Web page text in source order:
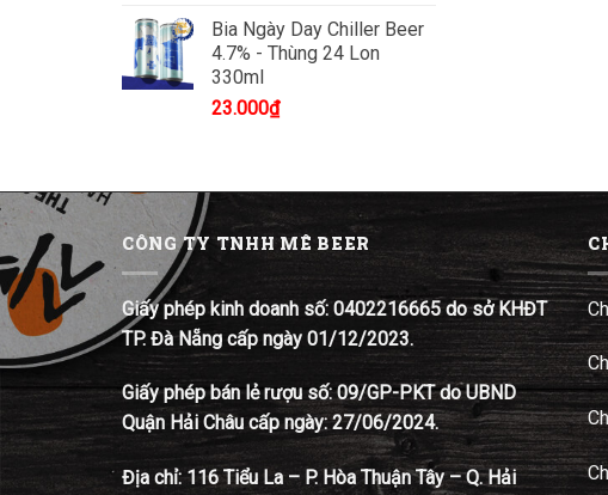
là:
40.000₫.
tại
là:
Bia Ngày Day Chiller Beer
4.7% - Thùng 24 Lon
330ml
23.000₫
CÔNG TY TNHH MÊ BEER
Giấy phép kinh doanh số: 0402216665 do sở KHĐT
TP. Đà Nẵng cấp ngày 01/12/2023.
Giấy phép bán lẻ rượu số: 09/GP-PKT do UBND
Quận Hải Châu cấp ngày: 27/06/2024.
Địa chỉ: 116 Tiểu La – P. Hòa Thuận Tây – Q. Hải